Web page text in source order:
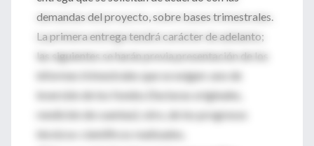
demandas del proyecto, sobre bases trimestrales.
La primera entrega tendrá carácter de adelanto;
las siguientes se harán previa presentación de los
informes trimestrales que se exigen: uno de
inversión de los fondos (facturas originales,
rendición de cuentas); otro, de los progresos
técnicos-científicos realizados.